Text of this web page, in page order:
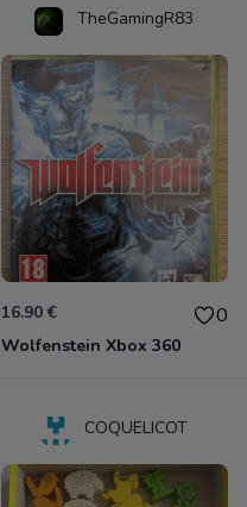
TheGamingR83
16.90 € 0
Wolfenstein Xbox 360
COQUELICOT